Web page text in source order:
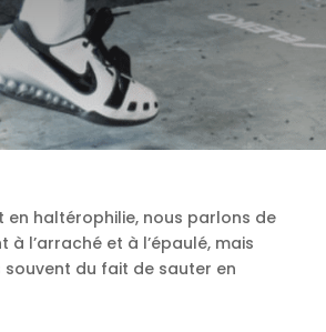
en haltérophilie, nous parlons de
à l’arraché et à l’épaulé, mais
souvent du fait de sauter en